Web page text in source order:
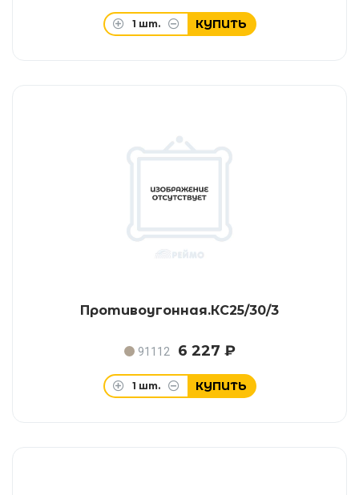
1 шт. КУПИТЬ
Противоугонная.КС25/30/3
91112 6 227 ₽
1 шт. КУПИТЬ